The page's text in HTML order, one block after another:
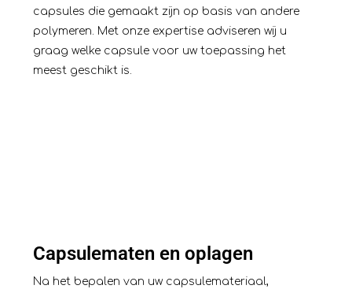
capsules die gemaakt zijn op basis van andere
polymeren. Met onze expertise adviseren wij u
graag welke capsule voor uw toepassing het
meest geschikt is.
Capsulematen en oplagen
Na het bepalen van uw capsulemateriaal,